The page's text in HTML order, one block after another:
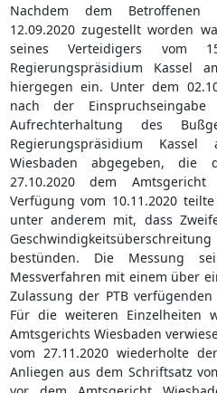
Nachdem dem Betroffenen
12.09.2020 zugestellt worden
seines Verteidigers vom
Regierungspräsidium Kassel
hiergegen ein. Unter dem
nach der
Aufrechterhaltung des
Regierungspräsidium
Wiesbaden abgegeben, die
27.10.2020 dem
Verfügung vom 10.11.2020
unter anderem mit, dass
bestünden. Die Messung
Messverfahren mit einem über
Zulassung der PTB
Für die weiteren Einzelheiten
Amtsgerichts Wiesbaden
vom 27.11.2020 wiederholte
Anliegen aus dem Schriftsatz